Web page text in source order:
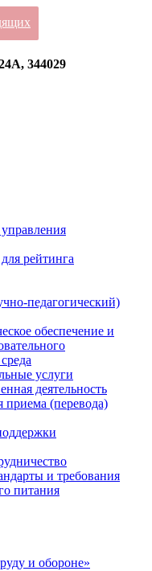
344029
рейтинга
педагогический)
обеспечение и
услуги
деятельность
приема (перевода)
и требования
питания
и обороне»